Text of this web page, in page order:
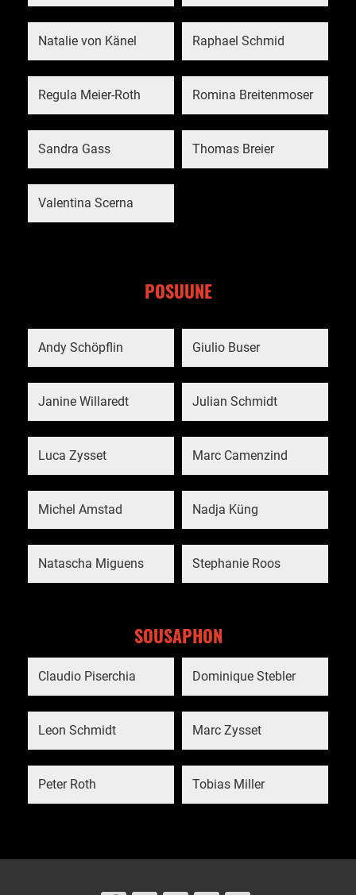
Natalie von Känel Raphael Schmid
Regula Meier-Roth Romina Breitenmoser
Sandra Gass Thomas Breier
Valentina Scerna
POSUUNE
Andy Schöpflin Giulio Buser
Janine Willaredt Julian Schmidt
Luca Zysset Marc Camenzind
Michel Amstad Nadja Küng
Natascha Miguens Stephanie Roos
SOUSAPHON
Claudio Piserchia Dominique Stebler
Leon Schmidt Marc Zysset
Peter Roth Tobias Miller